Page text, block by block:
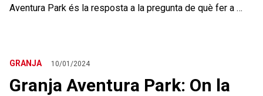
Aventura Park és la resposta a la pregunta de què fer a …
GRANJA 10/01/2024
Granja Aventura Park: On la